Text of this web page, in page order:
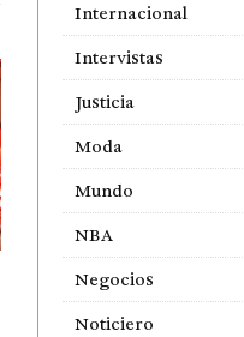
Internacional
Intervistas
Justicia
Moda
Mundo
NBA
Negocios
Noticiero